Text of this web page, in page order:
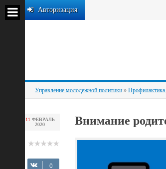
Авторизация
Управление молодежной политики » Профилактика
11 ФЕВРАЛЬ
2020
Внимание